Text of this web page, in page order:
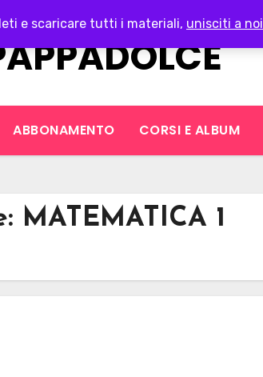
e scaricare tutti i materiali, unisciti a noi
ABBONAMENTO CORSI E ALBUM
MATEMATICA 1